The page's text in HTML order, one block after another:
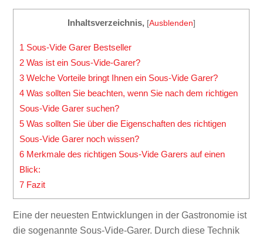
Inhaltsverzeichnis, [Ausblenden]
1 Sous-Vide Garer Bestseller
2 Was ist ein Sous-Vide-Garer?
3 Welche Vorteile bringt Ihnen ein Sous-Vide Garer?
4 Was sollten Sie beachten, wenn Sie nach dem richtigen
Sous-Vide Garer suchen?
5 Was sollten Sie über die Eigenschaften des richtigen
Sous-Vide Garer noch wissen?
6 Merkmale des richtigen Sous-Vide Garers auf einen
Blick:
7 Fazit
Eine der neuesten Entwicklungen in der Gastronomie ist
die sogenannte Sous-Vide-Garer. Durch diese Technik